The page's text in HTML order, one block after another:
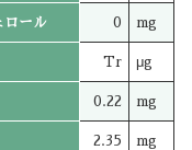
ロール 0 mg
Tr μg
0.22 mg
2.35 mg